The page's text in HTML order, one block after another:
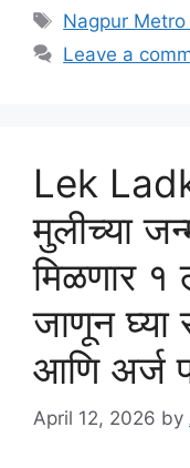
Tags
Nagpur
Leave a
Lek
मुलीच्या
मिळणार
जाणून घ्या
आणि अर्ज
April 12, 2026 by